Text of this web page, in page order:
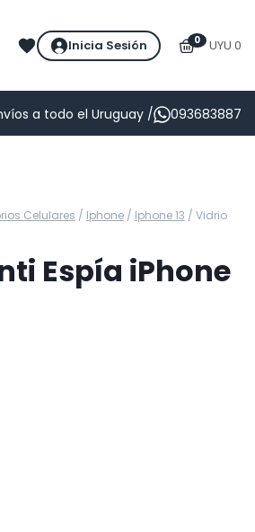
Inicia Sesión 0 UYU 0
a todo el Uruguay / 093683887
Celulares / Iphone / Iphone 13 / Vidrio
Espía iPhone